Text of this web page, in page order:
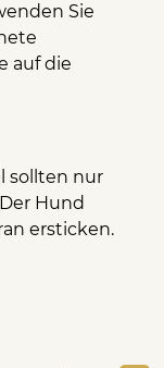
Sie
auf die
sollten nur
Hund
ersticken.